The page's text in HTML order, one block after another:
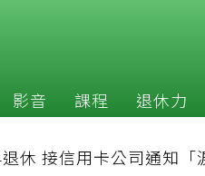
影音 課程 退休力
休 接信用卡公司通知「